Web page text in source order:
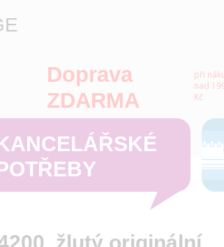
Doprava
ZDARMA
při
nad
Kč